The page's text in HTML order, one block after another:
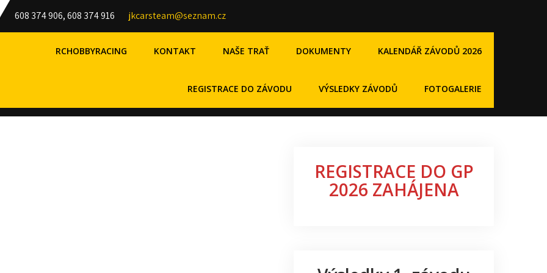
608 374 906, 608 374 916 jkcarsteam@seznam.cz
RCHOBBYRACING KONTAKT NAŠE TRAŤ DOKUMENTY KALENDÁŘ ZÁVODŮ 2026
REGISTRACE DO ZÁVODU VÝSLEDKY ZÁVODŮ FOTOGALERIE
REGISTRACE DO GP
2026 ZAHÁJENA